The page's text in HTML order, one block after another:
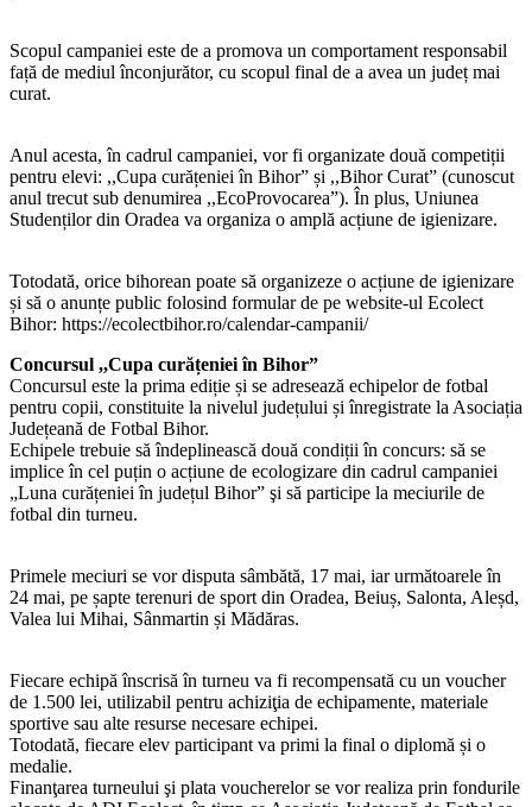
Scopul campaniei este de a promova un comportament responsabil
față de mediul înconjurător, cu scopul final de a avea un județ mai
curat.
Anul acesta, în cadrul campaniei, vor fi organizate două competiții
pentru elevi: ,,Cupa curățeniei în Bihor” și ,,Bihor Curat” (cunoscut
anul trecut sub denumirea ,,EcoProvocarea”). În plus, Uniunea
Studenților din Oradea va organiza o amplă acțiune de igienizare.
Totodată, orice bihorean poate să organizeze o acțiune de igienizare
și să o anunțe public folosind formular de pe website-ul Ecolect
Bihor: https://ecolectbihor.ro/calendar-campanii/
Concursul ,,Cupa curățeniei în Bihor”
Concursul este la prima ediție și se adresează echipelor de fotbal
pentru copii, constituite la nivelul județului și înregistrate la Asociația
Județeană de Fotbal Bihor.
Echipele trebuie să îndeplinească două condiții în concurs: să se
implice în cel puțin o acțiune de ecologizare din cadrul campaniei
„Luna curățeniei în județul Bihor” şi să participe la meciurile de
fotbal din turneu.
Primele meciuri se vor disputa sâmbătă, 17 mai, iar următoarele în
24 mai, pe șapte terenuri de sport din Oradea, Beiuș, Salonta, Aleșd,
Valea lui Mihai, Sânmartin și Mădăras.
Fiecare echipă înscrisă în turneu va fi recompensată cu un voucher
de 1.500 lei, utilizabil pentru achiziţia de echipamente, materiale
sportive sau alte resurse necesare echipei.
Totodată, fiecare elev participant va primi la final o diplomă și o
medalie.
Finanţarea turneului şi plata voucherelor se vor realiza prin fondurile